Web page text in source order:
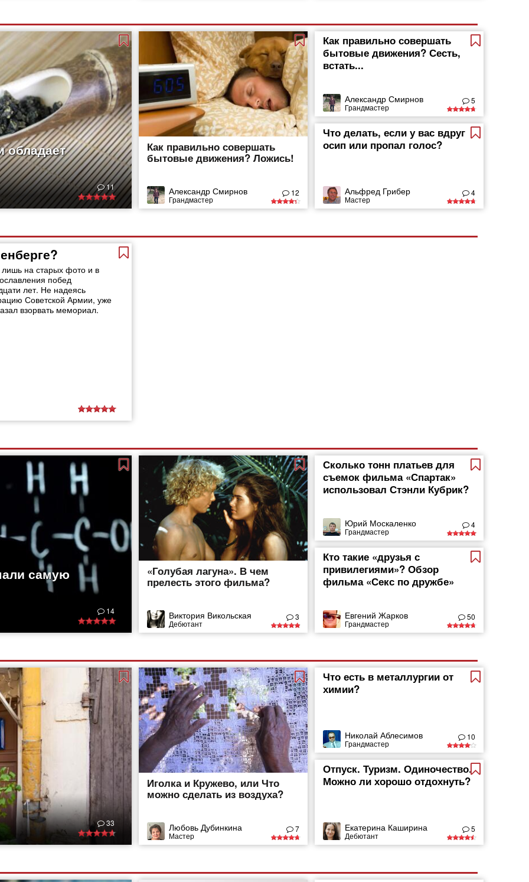
искать еще в
было
обладает
11
Как правильно совершать
бытовые движения? Ложись!
Александр Смирнов
Грандмастер
12
Как правильно совершать
бытовые движения? Сесть,
встать...
Александр Смирнов
Грандмастер
5
Что делать, если у вас вдруг
осип или пропал голос?
Альфред Грибер
Мастер
4
на старых фото и в
побед
лет. Не надеясь
Советской Армии, уже
взорвать мемориал.
самую
14
«Голубая лагуна». В чем
прелесть этого фильма?
Виктория Викольская
Дебютант
3
Сколько тонн платьев для
съемок фильма «Спартак»
использовал Стэнли Кубрик?
Юрий Москаленко
Грандмастер
4
Кто такие «друзья с
привилегиями»? Обзор
фильма «Секс по дружбе»
Евгений Жарков
Грандмастер
50
33
Иголка и Кружево, или Что
можно сделать из воздуха?
Любовь Дубинкина
Мастер
7
Что есть в металлургии от
химии?
Николай Аблесимов
Грандмастер
10
Отпуск. Туризм. Одиночество.
Можно ли хорошо отдохнуть?
Екатерина Каширина
Дебютант
5